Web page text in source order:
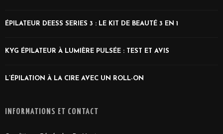
ÉPILATEUR DEESS SERIES 3 : LE KIT DE BEAUTÉ 3 EN 1
KYG ÉPILATEUR À LUMIÈRE PULSÉE : TEST ET AVIS
L’ÉPILATION À LA CIRE AVEC UN ROLL-ON
INFORMATIONS ET CONTACT